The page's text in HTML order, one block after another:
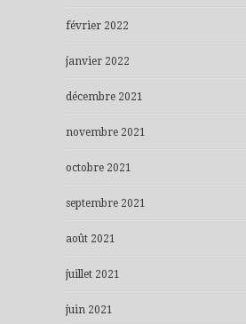
février 2022
janvier 2022
décembre 2021
novembre 2021
octobre 2021
septembre 2021
août 2021
juillet 2021
juin 2021